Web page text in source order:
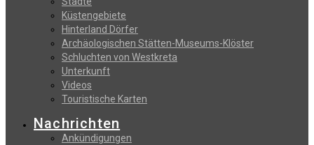
Küstengebiete
Hinterland Dörfer
Archäologischen Stätten-Museums-Klöster
Schluchten von Westkreta
Unterkunft
Videos
Touristische Karten
Nachrichten
Ankündigungen